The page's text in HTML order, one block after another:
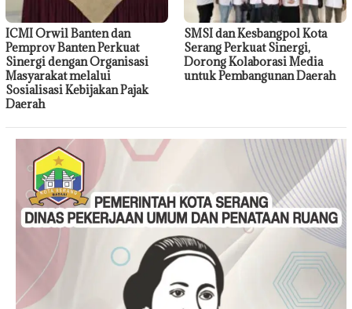
ICMI Orwil Banten dan
Pemprov Banten Perkuat
Sinergi dengan Organisasi
Masyarakat melalui
Sosialisasi Kebijakan Pajak
Daerah
SMSI dan Kesbangpol Kota
Serang Perkuat Sinergi,
Dorong Kolaborasi Media
untuk Pembangunan Daerah